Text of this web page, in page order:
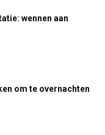
wennen aan
om te overnachten